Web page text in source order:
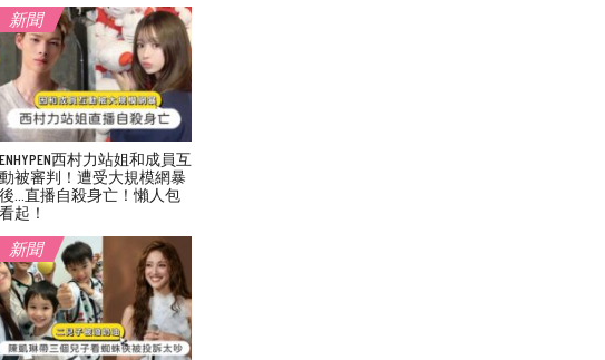
新聞
ENHYPEN西村力站姐和成員互
動被審判！遭受大規模網暴
後…直播自殺身亡！懶人包
看起！
新聞